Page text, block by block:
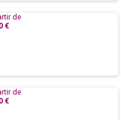
de
€
de
€